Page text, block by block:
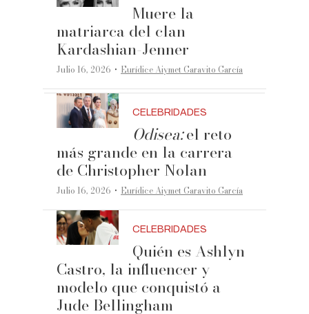
Muere la
matriarca del clan
Kardashian-Jenner
Julio 16, 2026 ·Eurídice Aiymet Garavito García
CELEBRIDADES
Odisea:el reto
más grande en la carrera
de Christopher Nolan
Julio 16, 2026 ·Eurídice Aiymet Garavito García
CELEBRIDADES
Quién es Ashlyn
Castro, la influencer y
modelo que conquistó a
Jude Bellingham